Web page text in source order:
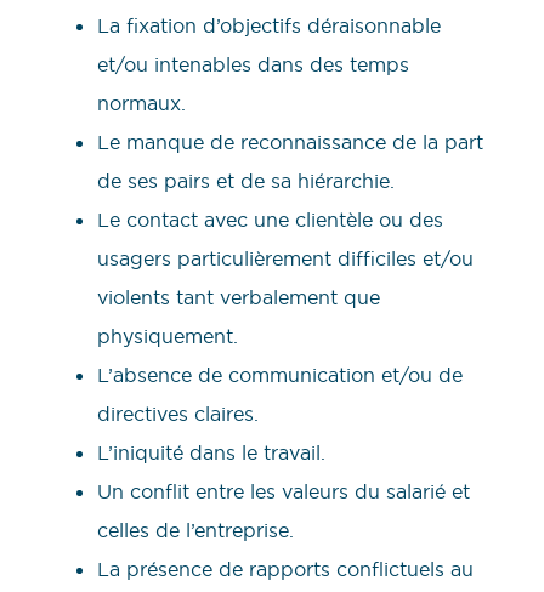
La fixation d’objectifs déraisonnable
et/ou intenables dans des temps
normaux.
Le manque de reconnaissance de la part
de ses pairs et de sa hiérarchie.
Le contact avec une clientèle ou des
usagers particulièrement difficiles et/ou
violents tant verbalement que
physiquement.
L’absence de communication et/ou de
directives claires.
L’iniquité dans le travail.
Un conflit entre les valeurs du salarié et
celles de l’entreprise.
La présence de rapports conflictuels au